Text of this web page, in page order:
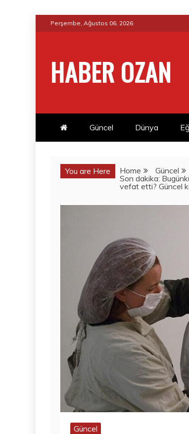
to
Perşembe, Ağustos 06, 2026
HABER OZAN
Güncel Dünya
You are Here Home
Güncel
Son dakika:
vefat etti? Güncel
Güncel